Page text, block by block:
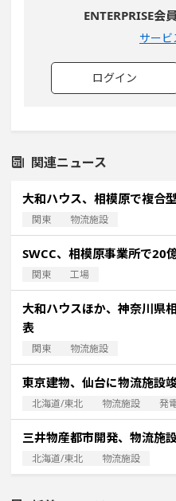
ENTERPRISE会
サービ
ログイン
関連ニュース
大和ハウス、相模原で複合
関東 物流施設
SWCC、相模原事業所で20
関東 工場
大和ハウスほか、神奈川県
表
関東 物流施設
東京建物、仙台に物流施設
北海道/東北 物流施設 発
三井物産都市開発、物流施
北海道/東北 物流施設